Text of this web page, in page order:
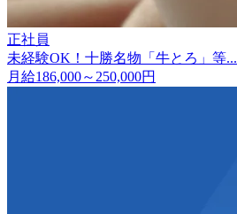
正社員
未経験OK！十勝名物「牛とろ」等...
月給186,000～250,000円